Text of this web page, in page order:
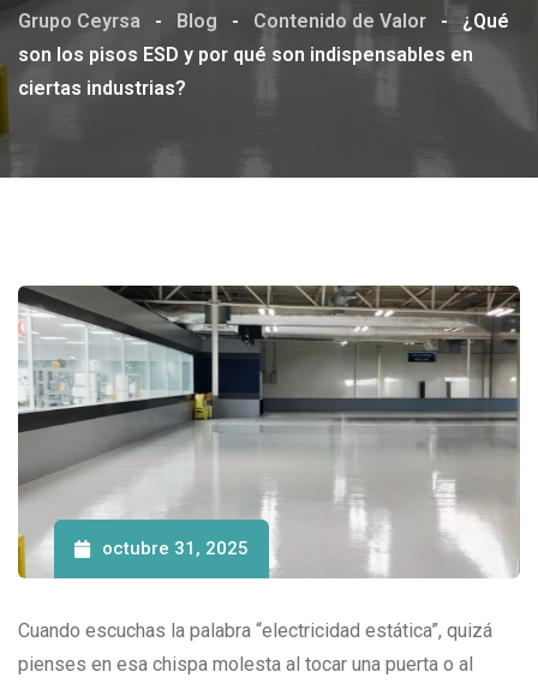
Grupo Ceyrsa - Blog - Contenido de Valor -
¿Qué
son los pisos ESD y por qué son indispensables en
ciertas industrias?
octubre 31, 2025
Cuando escuchas la palabra “electricidad estática”, quizá
pienses en esa chispa molesta al tocar una puerta o al